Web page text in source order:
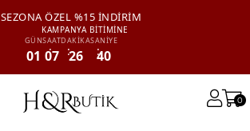
SEZONA ÖZEL %15 İNDİRİM
KAMPANYA BİTİMİNE
GÜN
01
SAAT
07
DAKİKA
26
SANİYE
40
0